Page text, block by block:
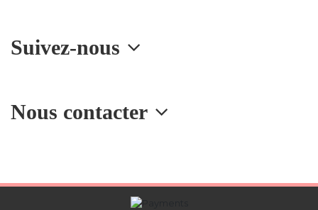
Nous contacter
Suivez-nous